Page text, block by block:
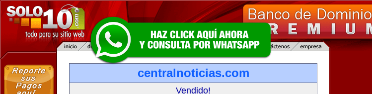
centralnoticias.com
Vendido!